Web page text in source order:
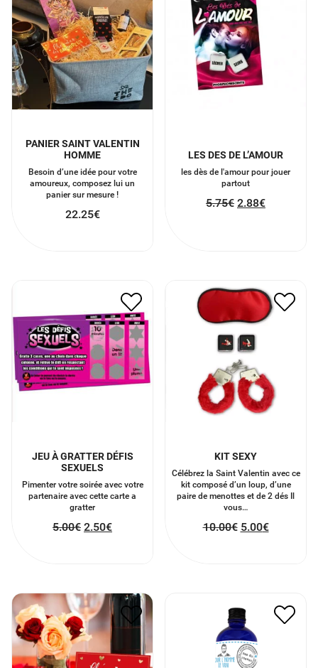
PANIER SAINT VALENTIN
HOMME
Besoin d’une idée pour votre
amoureux, composez lui un
panier sur mesure !
22.25€
LES DES DE L’AMOUR
les dès de l'amour pour jouer
partout
5.75€ 2.88€
JEU À GRATTER DÉFIS
SEXUELS
Pimenter votre soirée avec votre
partenaire avec cette carte a
gratter
5.00€ 2.50€
10.00€ 5.00€
KIT SEXY
Célébrez la Saint Valentin avec ce
kit composé d’un loup, d’une
paire de menottes et de 2 dés Il
vous…
10.00€ 5.00€
AMOUREUX
3.50€ 1.75 € 17.00€ 8.50